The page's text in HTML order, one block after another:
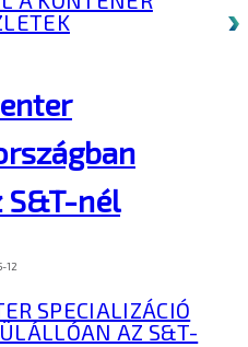
nél
12
SPECIALIZÁCIÓ
AZ S&T-